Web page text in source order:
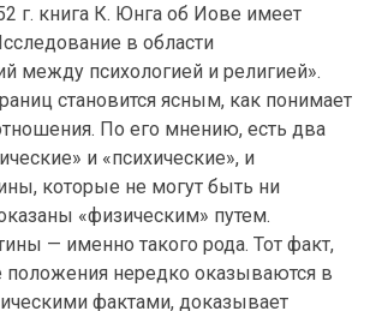
г. книга К. Юнга об Иове имеет
в области
между психологией и религией».
становится ясным, как понимает
По его мнению, есть два
и «психические», и
которые не могут быть ни
«физическим» путем.
— именно такого рода. Тот факт,
положения нередко оказываются в
фактами, доказывает